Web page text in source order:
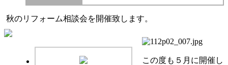
秋のリフォーム相談会を開催致します。
この度も５月に開催し